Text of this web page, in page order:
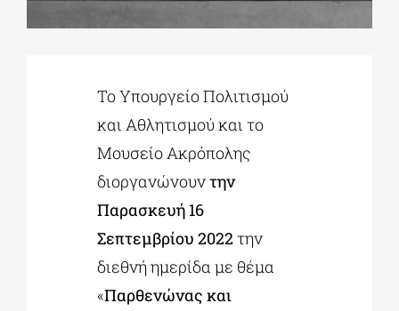
Το Υπουργείο Πολιτισμού
και Αθλητισμού και το
Μουσείο Ακρόπολης
διοργανώνουντην
Παρασκευή 16
Σεπτεμβρίου 2022την
διεθνή ημερίδα με θέμα
«Παρθενώνας και